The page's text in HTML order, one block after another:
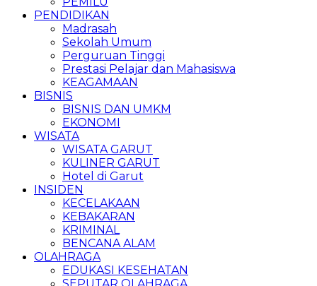
PENDIDIKAN
Madrasah
Sekolah Umum
Perguruan Tinggi
Prestasi Pelajar dan Mahasiswa
KEAGAMAAN
BISNIS
BISNIS DAN UMKM
EKONOMI
WISATA
WISATA GARUT
KULINER GARUT
Hotel di Garut
INSIDEN
KECELAKAAN
KEBAKARAN
KRIMINAL
BENCANA ALAM
OLAHRAGA
EDUKASI KESEHATAN